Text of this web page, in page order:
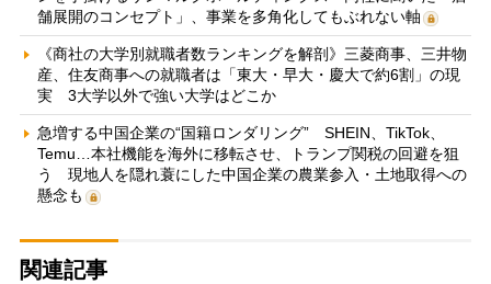
舗展開のコンセプト」、事業を多角化してもぶれない軸
《商社の大学別就職者数ランキングを解剖》三菱商事、三井物
産、住友商事への就職者は「東大・早大・慶大で約6割」の現
実 3大学以外で強い大学はどこか
急増する中国企業の“国籍ロンダリング” SHEIN、TikTok、
Temu…本社機能を海外に移転させ、トランプ関税の回避を狙
う 現地人を隠れ蓑にした中国企業の農業参入・土地取得への
懸念も
関連記事